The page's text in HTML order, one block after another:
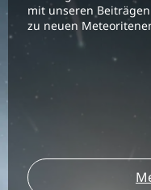
mit unseren
zu neuen